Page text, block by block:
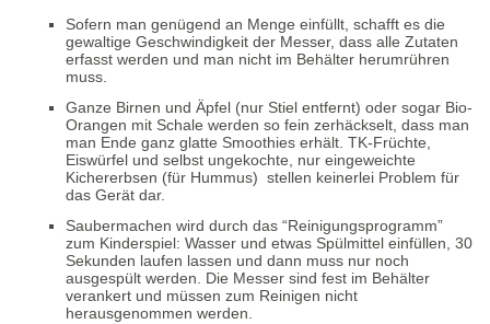
Sofern man genügend an Menge einfüllt, schafft es die
gewaltige Geschwindigkeit der Messer, dass alle Zutaten
erfasst werden und man nicht im Behälter herumrühren
muss.
Ganze Birnen und Äpfel (nur Stiel entfernt) oder sogar Bio-
Orangen mit Schale werden so fein zerhäckselt, dass man
man Ende ganz glatte Smoothies erhält. TK-Früchte,
Eiswürfel und selbst ungekochte, nur eingeweichte
Kichererbsen (für Hummus) stellen keinerlei Problem für
das Gerät dar.
Saubermachen wird durch das “Reinigungsprogramm”
zum Kinderspiel: Wasser und etwas Spülmittel einfüllen, 30
Sekunden laufen lassen und dann muss nur noch
ausgespült werden. Die Messer sind fest im Behälter
verankert und müssen zum Reinigen nicht
herausgenommen werden.